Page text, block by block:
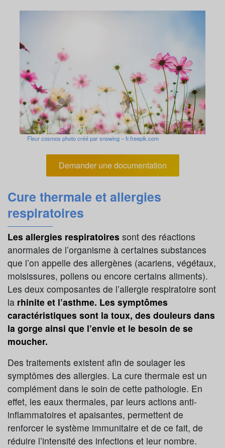
Fleur cosmos photo créé par snowing – fr.freepik.com
Demander une documentation
Cure thermale et allergies
respiratoires
Les allergies respiratoires sont des réactions
anormales de l’organisme à certaines substances
que l’on appelle des allergènes (acariens, végétaux,
moisissures, pollens ou encore certains aliments).
Les deux composantes de l’allergie respiratoire sont
la rhinite et l’asthme. Les symptômes
caractéristiques sont la toux, des douleurs dans
la gorge ainsi que l’envie et le besoin de se
moucher.
Des traitements existent afin de soulager les
symptômes des allergies. La cure thermale est un
complément dans le soin de cette pathologie. En
effet, les eaux thermales, par leurs actions anti-
inflammatoires et apaisantes, permettent de
renforcer le système immunitaire et de ce fait, de
réduire l’intensité des infections et leur nombre.